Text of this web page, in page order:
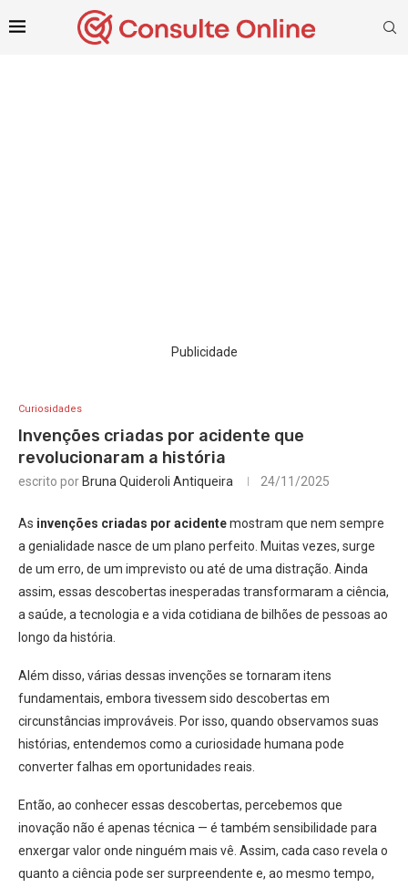
Publicidade
Curiosidades
Invenções criadas por acidente que
revolucionaram a história
escrito por Bruna Quideroli Antiqueira 24/11/2025
As invenções criadas por acidentemostram que nem sempre
a genialidade nasce de um plano perfeito. Muitas vezes, surge
de um erro, de um imprevisto ou até de uma distração. Ainda
assim, essas descobertas inesperadas transformaram a ciência,
a saúde, a tecnologia e a vida cotidiana de bilhões de pessoas ao
longo da história.
Além disso, várias dessas invenções se tornaram itens
fundamentais, embora tivessem sido descobertas em
circunstâncias improváveis. Por isso, quando observamos suas
histórias, entendemos como a curiosidade humana pode
converter falhas em oportunidades reais.
Então, ao conhecer essas descobertas, percebemos que
inovação não é apenas técnica — é também sensibilidade para
enxergar valor onde ninguém mais vê. Assim, cada caso revela o
quanto a ciência pode ser surpreendente e, ao mesmo tempo,